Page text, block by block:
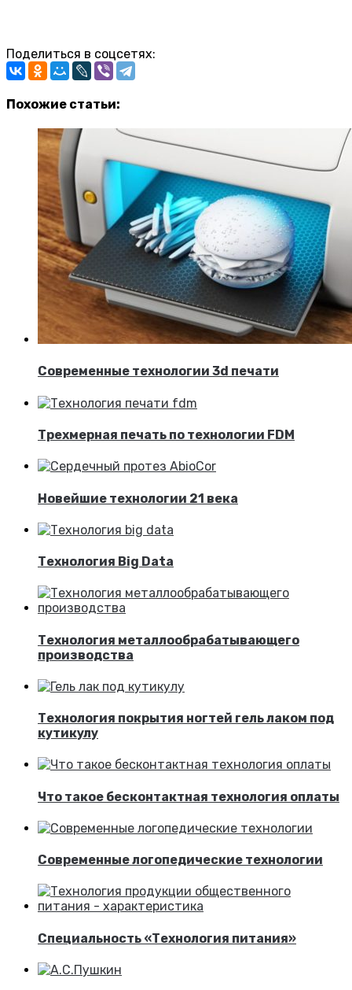
Поделиться в соцсетях:
Похожие статьи:
Современные технологии 3d печати
Трехмерная печать по технологии FDM
Новейшие технологии 21 века
Технология Big Data
Технология металлообрабатывающего
производства
Технология покрытия ногтей гель лаком под
кутикулу
Что такое бесконтактная технология оплаты
Современные логопедические технологии
Специальность «Технология питания»